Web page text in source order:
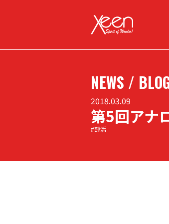
NEWS /
2018.03.09
第5回アナ
#部活